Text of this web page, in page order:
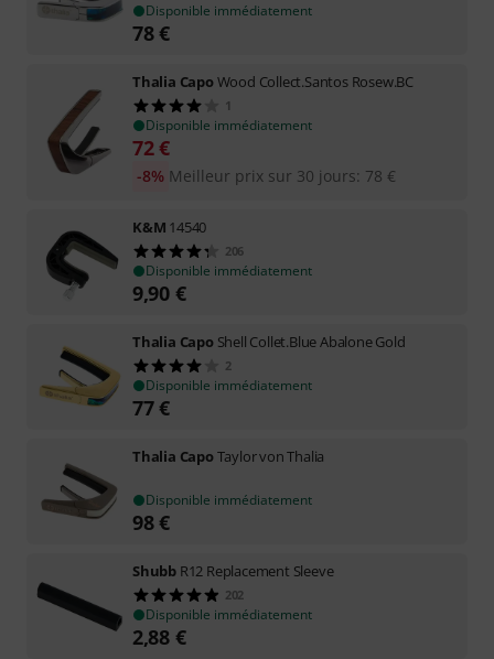
Disponible immédiatement
78€
Thalia CapoWood Collect.Santos Rosew.BC
1
Disponible immédiatement
72€
Meilleur prix sur 30 jours: 78 €
-8%
K&M 14540
206
Disponible immédiatement
9,90 €
Thalia Capo Shell Collet.Blue Abalone Gold
2
Disponible immédiatement
77€
Thalia CapoTaylor von Thalia
Disponible immédiatement
98€
Shubb R12 Replacement Sleeve
202
Disponible immédiatement
2,88 €